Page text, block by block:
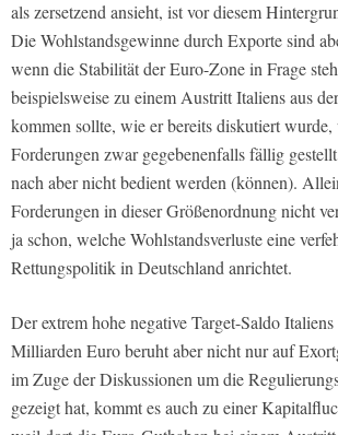
als zersetzend ansieht, ist vor diesem
Die Wohlstandsgewinne durch Exporte sind
wenn die Stabilität der Euro-Zone in Frage
beispielsweise zu einem Austritt Italiens aus
kommen sollte, wie er bereits diskutiert
Forderungen zwar gegebenenfalls fällig
nach aber nicht bedient werden (können).
Forderungen in dieser Größenordnung nicht
ja schon, welche Wohlstandsverluste eine
Rettungspolitik in Deutschland anrichtet.
Der extrem hohe negative Target-Saldo
Milliarden Euro beruht aber nicht nur auf
im Zuge der Diskussionen um die
gezeigt hat, kommt es auch zu einer